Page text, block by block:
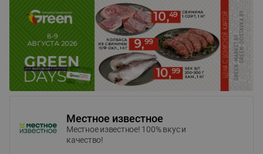
Местное известное
Местное известное! 100% вкус и
качество!